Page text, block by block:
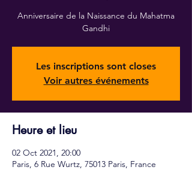
Anniversaire de la Naissance du Mahatma
Gandhi
Les inscriptions sont closes
Voir autres événements
Heure et lieu
02 Oct 2021, 20:00
Paris, 6 Rue Wurtz, 75013 Paris, France